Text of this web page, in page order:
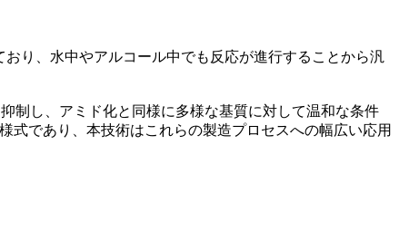
り、水中やアルコール中でも反応が進行することから汎
制し、アミド化と同様に多様な基質に対して温和な条件
式であり、本技術はこれらの製造プロセスへの幅広い応用